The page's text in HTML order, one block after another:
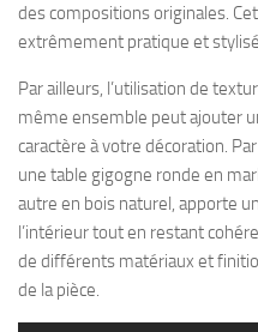
des compositions originales.
extrêmement pratique et
Par ailleurs, l’utilisation de
même ensemble peut ajouter
caractère à votre décoration.
une table gigogne ronde en
autre en bois naturel, apporte
l’intérieur tout en restant
de différents matériaux et
de la pièce.